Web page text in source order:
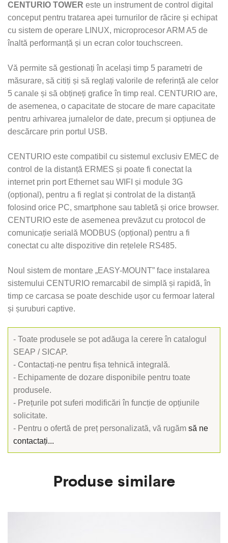
CENTURIO TOWER este un instrument de control digital
conceput pentru tratarea apei turnurilor de răcire și echipat
cu sistem de operare LINUX, microprocesor ARM A5 de
înaltă performanță și un ecran color touchscreen.
Vă permite să gestionați în același timp 5 parametri de
măsurare, să citiți și să reglați valorile de referință ale celor
5 canale și să obțineți grafice în timp real. CENTURIO are,
de asemenea, o capacitate de stocare de mare capacitate
pentru arhivarea jurnalelor de date, precum și opțiunea de
descărcare prin portul USB.
CENTURIO este compatibil cu sistemul exclusiv EMEC de
control de la distanță ERMES și poate fi conectat la
internet prin port Ethernet sau WIFI și module 3G
(opțional), pentru a fi reglat și controlat de la distanță
folosind orice PC, smartphone sau tabletă și orice browser.
CENTURIO este de asemenea prevăzut cu protocol de
comunicație serială MODBUS (opțional) pentru a fi
conectat cu alte dispozitive din rețelele RS485.
Noul sistem de montare „EASY-MOUNT” face instalarea
sistemului CENTURIO remarcabil de simplă și rapidă, în
timp ce carcasa se poate deschide ușor cu fermoar lateral
și șuruburi captive.
- Toate produsele se pot adăuga la cerere în catalogul
SEAP / SICAP.
- Contactați-ne pentru fișa tehnică integrală.
- Echipamente de dozare disponibile pentru toate
produsele.
- Prețurile pot suferi modificări în funcție de opțiunile
solicitate.
- Pentru o ofertă de preț personalizată, vă rugăm să ne
contactați...
Produse similare